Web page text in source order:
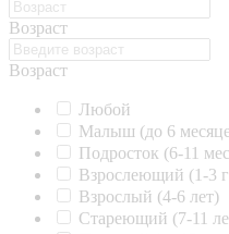
Возраст
Возраст
Любой
Малыш (до 6
Подросток (6-11
Взрослеющий (1-3
Взрослый (4-6 лет)
Стареющий (7-11